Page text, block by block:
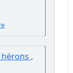
hérons ,